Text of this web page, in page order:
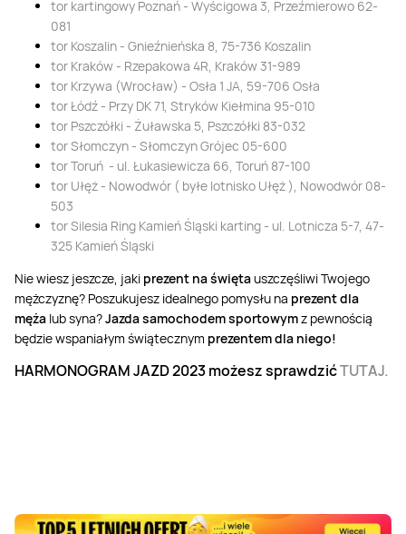
tor kartingowy Poznań - Wyścigowa 3, Przeźmierowo 62-
081
tor Koszalin - Gnieźnieńska 8, 75-736 Koszalin
tor Kraków - Rzepakowa 4R, Kraków 31-989
tor Krzywa (Wrocław) - Osła 1 JA, 59-706 Osła
tor Łódź - Przy DK 71, Stryków Kiełmina 95-010
tor Pszczółki - Żuławska 5, Pszczółki 83-032
tor Słomczyn - Słomczyn Grójec 05-600
tor Toruń - ul. Łukasiewicza 66, Toruń 87-100
tor Ułęż - Nowodwór ( byłe lotnisko Ułęż ), Nowodwór 08-
503
tor Silesia Ring Kamień Śląski karting - ul. Lotnicza 5-7, 47-
325 Kamień Śląski
Nie wiesz jeszcze, jaki prezent na świętauszczęśliwi Twojego
mężczyznę? Poszukujesz idealnego pomysłu na prezent dla
męża lub syna?Jazda samochodem sportowymz pewnością
będzie wspaniałym świątecznym prezentem dla niego!
HARMONOGRAM JAZD 2023 możesz sprawdzićTUTAJ.